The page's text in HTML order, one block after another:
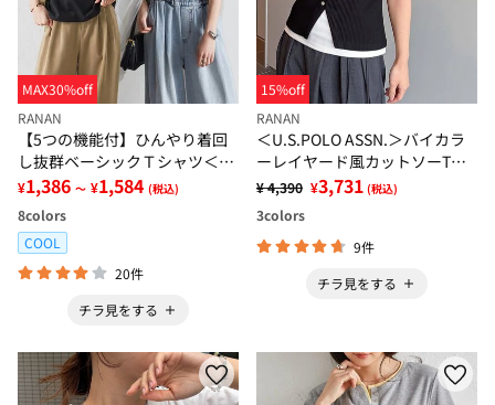
MAX30%off
RANAN
【5つの機能付】ひんやり着回
し抜群ベーシックＴシャツ＜選
べる着丈＞
¥1,386 ～ ¥1,584 (税込)
8colors
COOL
20件
チラ見をする
15%off
RANAN
＜U.S.POLO ASSN.＞バイカラ
ーレイヤード風カットソーTシ
ャツ
¥ 4,390 ¥3,731 (税込)
3colors
9件
チラ見をする